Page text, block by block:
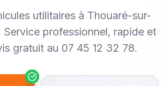
utilitaires à Thouaré-sur-
Service professionnel, rapide et
gratuit au 07 45 12 32 78.